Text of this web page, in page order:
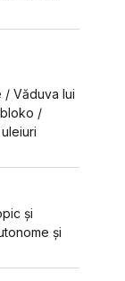
/ Văduva lui
/
și
și